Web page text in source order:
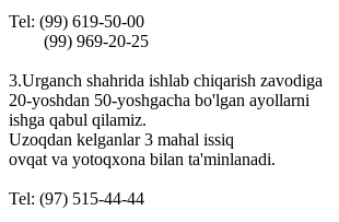
Tel: (99) 619-50-00
(99) 969-20-25
3.Urganch shahrida ishlab chiqarish zavodiga
20-yoshdan 50-yoshgacha bo'lgan ayollarni
ishga qabul qilamiz.
Uzoqdan kelganlar 3 mahal issiq
ovqat va yotoqxona bilan ta'minlanadi.
Tel: (97) 515-44-44